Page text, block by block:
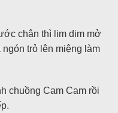
chân thì lim dim mở
trỏ lên miệng làm
chuồng Cam Cam rồi